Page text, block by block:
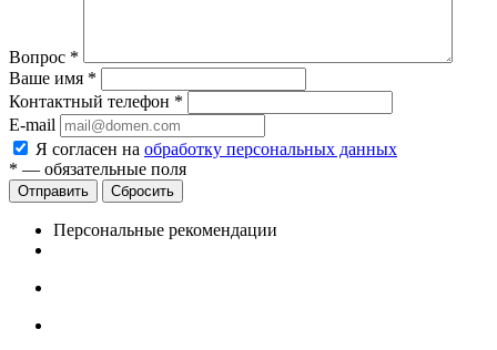
Вопрос *
Ваше имя *
Контактный телефон *
E-mail
Я согласен на обработку персональных данных
* — обязательные поля
Сбросить
Персональные рекомендации